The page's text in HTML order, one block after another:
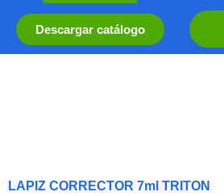
Descargar catálogo
LAPIZ CORRECTOR 7ml TRITON